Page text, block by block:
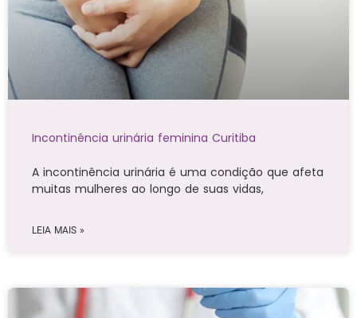
Incontinência urinária feminina Curitiba
A incontinência urinária é uma condição que afeta
muitas mulheres ao longo de suas vidas,
LEIA MAIS »